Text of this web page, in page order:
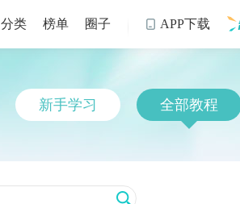
分类 榜单 圈子  APP下载
新手学习 全部教程